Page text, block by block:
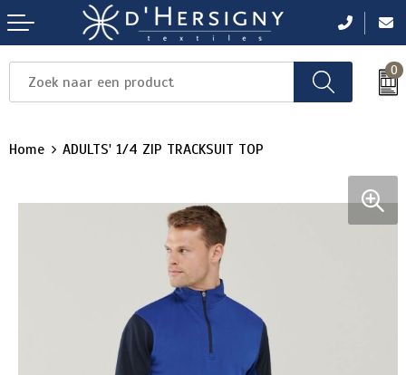
0
Home ADULTS' 1/4 ZIP TRACKSUIT TOP